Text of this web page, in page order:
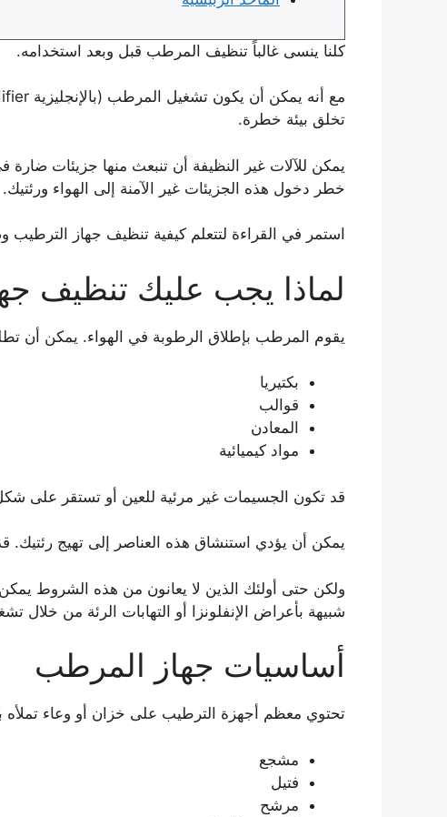
كلنا ينسى غالباً تنظيف المرطب قبل وبعد استخدامه.
تخلق بيئة خطرة.
يمكن للآلات غير النظيفة أن تنبعث منها جزيئات
خطر دخول هذه الجزيئات غير الآمنة إلى الهواء ورئتيك.
استمر في القراءة لتتعلم كيفية تنظيف جهاز
لماذا يجب عليك تنظيف
يقوم المرطب بإطلاق الرطوبة في الهواء. يمكن أن
بكتيريا
قوالب
المعادن
مواد كيميائية
قد تكون الجسيمات غير مرئية للعين أو تستقر على
يمكن أن يؤدي استنشاق هذه العناصر إلى تهيج رئتيك.
ولكن حتى أولئك الذين لا يعانون من هذه الشروط
شبيهة بأعراض الإنفلونزا أو التهابات الرئة من خلال
أساسيات جهاز المرطب
تحتوي معظم أجهزة الترطيب على خزان أو وعاء
مشجع
فتيل
مرشح